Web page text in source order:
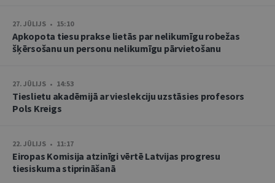
27. JŪLIJS • 15:10
Apkopota tiesu prakse lietās par nelikumīgu robežas
šķērsošanu un personu nelikumīgu pārvietošanu
27. JŪLIJS • 14:53
Tieslietu akadēmijā ar vieslekciju uzstāsies profesors
Pols Kreigs
22. JŪLIJS • 11:17
Eiropas Komisija atzinīgi vērtē Latvijas progresu
tiesiskuma stiprināšanā